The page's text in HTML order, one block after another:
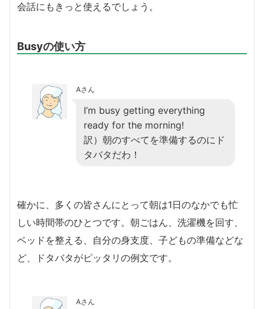
会話にもきっと使えるでしょう。
Busyの使い方
Aさん
I’m busy getting everything
ready for the morning!
訳）朝のすべてを準備するのにド
タバタだわ！
確かに、多くの皆さんにとって朝は1日のなかでも忙
しい時間帯のひとつです。朝ごはん、洗濯機を回す、
ベッドを整える、自分の身支度、子どもの準備などな
ど、ドタバタがピッタリの例文です。
Aさん